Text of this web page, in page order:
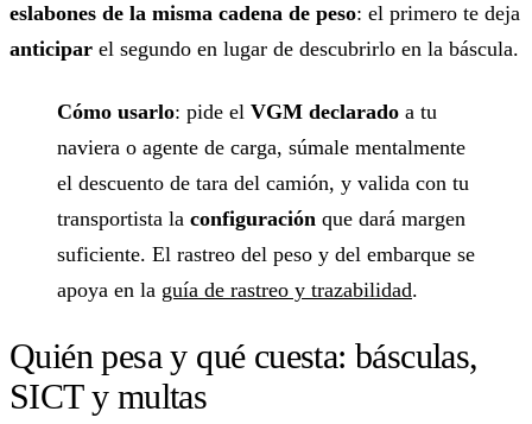
eslabones de la misma cadena de peso: el primero te deja
anticipar el segundo en lugar de descubrirlo en la báscula.
Cómo usarlo: pide el VGM declarado a tu
naviera o agente de carga, súmale mentalmente
el descuento de tara del camión, y valida con tu
transportista la configuración que dará margen
suficiente. El rastreo del peso y del embarque se
apoya en la guía de rastreo y trazabilidad.
Quién pesa y qué cuesta: básculas,
SICT y multas